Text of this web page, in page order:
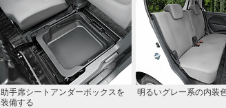
助手席シートアンダーボックスを
装備する
明るいグレー系の内装